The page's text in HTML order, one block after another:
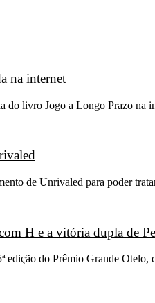
na internet
do livro Jogo a Longo Prazo na
de Unrivaled para poder
H e a vitória dupla de
edição do Prêmio Grande